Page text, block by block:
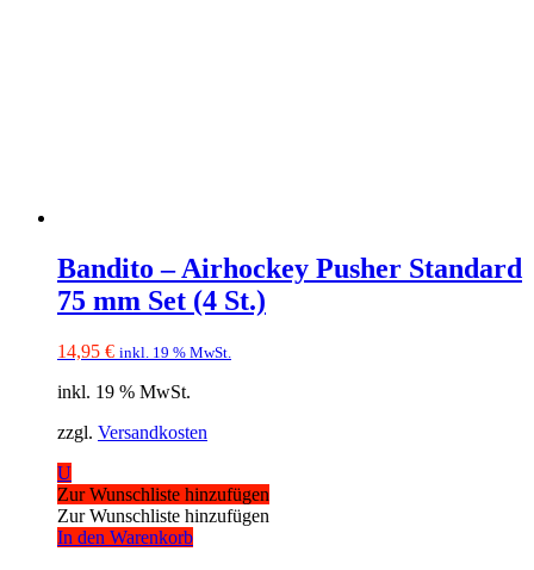
Bandito – Airhockey Pusher Standard
75 mm Set (4 St.)
14,95 € inkl. 19 % MwSt.
inkl. 19 % MwSt.
zzgl. Versandkosten
U
Zur Wunschliste hinzufügen
Zur Wunschliste hinzufügen
In den Warenkorb